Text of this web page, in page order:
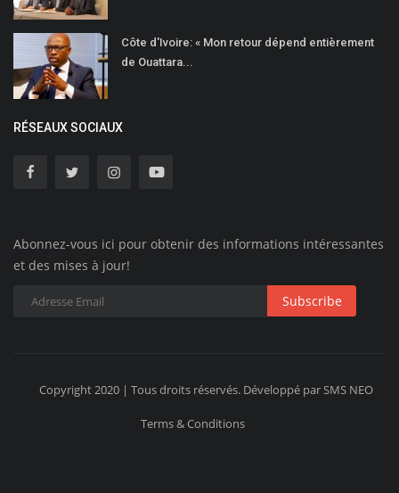
Côte d'Ivoire: « Mon retour dépend entièrement
de Ouattara...
RÉSEAUX SOCIAUX
Abonnez-vous ici pour obtenir des informations intéressantes
et des mises à jour!
Subscribe
Copyright 2020 | Tous droits réservés. Développé par SMS NEO
Terms & Conditions